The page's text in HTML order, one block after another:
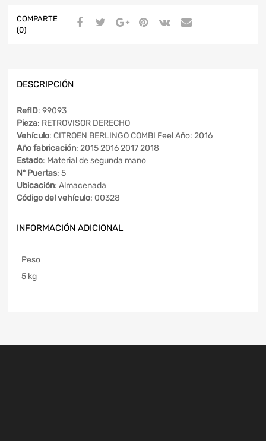
COMPARTE
(0)
DESCRIPCIÓN
RefID: 99093
Pieza: RETROVISOR DERECHO
Vehículo: CITROEN BERLINGO COMBI Feel Año: 2016
Año fabricación: 2015 2016 2017 2018
Estado: Material de segunda mano
Nº Puertas: 5
Ubicación: Almacenada
Código del vehículo: 00328
INFORMACIÓN ADICIONAL
Peso
5 kg